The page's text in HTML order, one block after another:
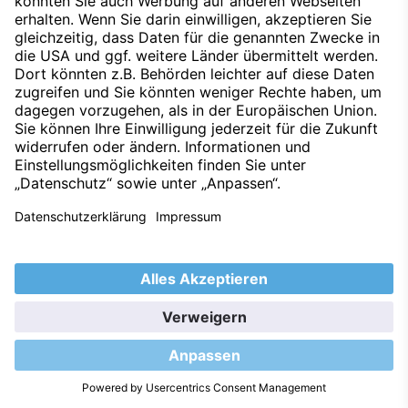
Impressum Techniklexikon
HinweisgeberNachhaltigkeit
2026 © S&G Automobil AG